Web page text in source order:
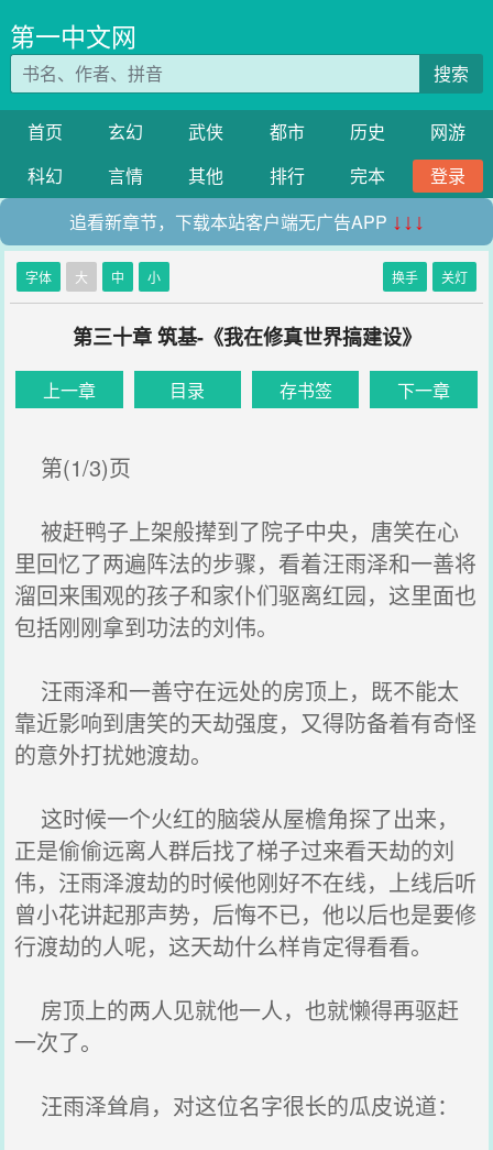
第一中文网
搜索
首页 玄幻 武侠 都市 历史
网游
科幻
言情 其他 排行 完本
登录
追看新章节，下载本站客户端无广告APP ↓↓↓
字体 大 中 小 换手 关灯
第三十章 筑基-《我在修真世界搞建设》
上一章 目录 存书签 下一章
第(1/3)页
被赶鸭子上架般撵到了院子中央，唐笑在心
里回忆了两遍阵法的步骤，看着汪雨泽和一善将
溜回来围观的孩子和家仆们驱离红园，这里面也
包括刚刚拿到功法的刘伟。
汪雨泽和一善守在远处的房顶上，既不能太
靠近影响到唐笑的天劫强度，又得防备着有奇怪
的意外打扰她渡劫。
这时候一个火红的脑袋从屋檐角探了出来，
正是偷偷远离人群后找了梯子过来看天劫的刘
伟，汪雨泽渡劫的时候他刚好不在线，上线后听
曾小花讲起那声势，后悔不已，他以后也是要修
行渡劫的人呢，这天劫什么样肯定得看看。
房顶上的两人见就他一人，也就懒得再驱赶
一次了。
汪雨泽耸肩，对这位名字很长的瓜皮说道：